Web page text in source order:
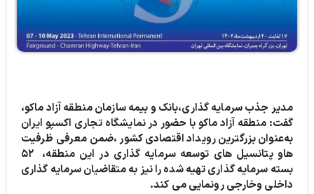
مدیر جذب سرمایه گذاری،‌بانک و بیمه سازمان منطقه آزاد ماکو،
گفت: منطقه آزاد ماکو با حضور در نمایشگاه تجاری اکسپو ایران
به‌عنوان بزرگترین رویداد اقتصادی کشور ،ضمن معرفی ظرفیت
هاو پتانسیل های توسعه سرمایه گذاری در این منطقه، ۵۲
بسته سرمایه گذاری تهیه شده را نیز به متقاضیان سرمایه گذاری
داخلی وخارجی رونمایی می کند.